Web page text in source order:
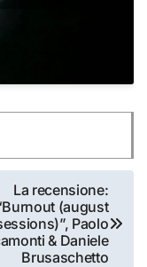
La recensione:
(august
Paolo
& Daniele
Brusaschetto